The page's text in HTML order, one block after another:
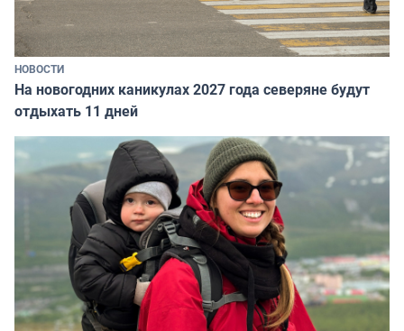
НОВОСТИ
На новогодних каникулах 2027 года северяне будут
отдыхать 11 дней